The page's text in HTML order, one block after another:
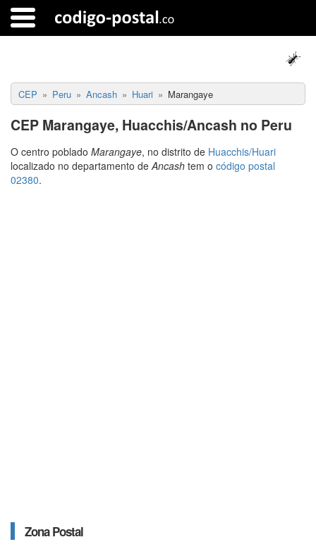
CEP Peru Ancash Huari Marangaye
CEP Marangaye, Huacchis/Ancash no Peru
O centro poblado Marangaye, no distrito de Huacchis/Huari
localizado no departamento de Ancash tem o código postal
02380.
Zona Postal